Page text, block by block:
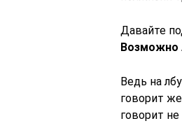
Давайте
Возможно
Ведь на
говорит
говорит